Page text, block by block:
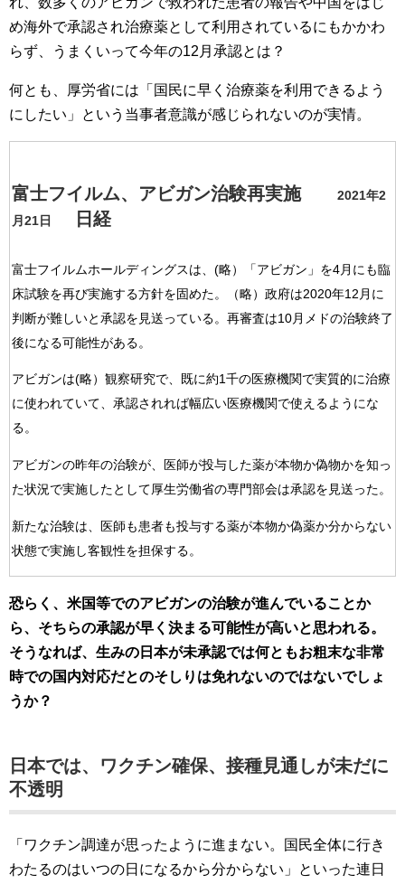
め海外で承認され治療薬として利用されているにもかかわ
らず、うまくいって今年の12月承認とは？
何とも、厚労省には「国民に早く治療薬を利用できるよう
にしたい」という当事者意識が感じられないのが実情。
富士フイルム、アビガン治験再実施
2021年2
月21日
日経
富士フイルムホールディングスは、(略）「アビガン」を4月にも臨
床試験を再び実施する方針を固めた。（略）政府は2020年12月に
判断が難しいと承認を見送っている。再審査は10月メドの治験終了
後になる可能性がある。
アビガンは(略）観察研究で、既に約1千の医療機関で実質的に治療
に使われていて、承認されれば幅広い医療機関で使えるようにな
る。
アビガンの昨年の治験が、医師が投与した薬が本物か偽物かを知っ
た状況で実施したとして厚生労働省の専門部会は承認を見送った。
新たな治験は、医師も患者も投与する薬が本物か偽薬か分からない
状態で実施し客観性を担保する。
恐らく、米国等でのアビガンの治験が進んでいることか
ら、そちらの承認が早く決まる可能性が高いと思われる。
そうなれば、生みの日本が未承認では何ともお粗末な非常
時での国内対応だとのそしりは免れないのではないでしょ
うか？
日本では、ワクチン確保、接種見通しが未だに
不透明
「ワクチン調達が思ったように進まない。国民全体に行き
わたるのはいつの日になるから分からない」といった連日